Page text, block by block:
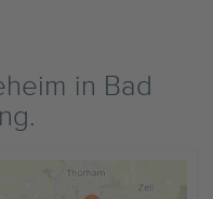
in Bad